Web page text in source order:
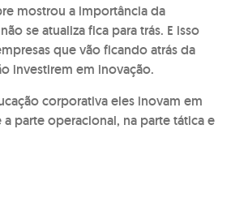
mostrou a importância da
se atualiza fica para trás. E isso
que vão ficando atrás da
investirem em inovação.
corporativa eles inovam em
a parte operacional, na parte tática e